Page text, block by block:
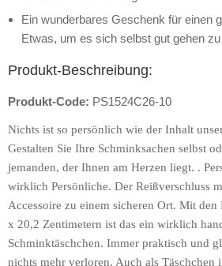
Ein wunderbares Geschenk für einen
Etwas, um es sich selbst gut gehen
Produkt-Beschreibung:
Produkt-Code: PS1524C26-10
Nichts ist so persönlich wie der Inhalt
Gestalten Sie Ihre Schminksachen selbst
jemanden, der Ihnen am Herzen liegt. .
wirklich Persönliche. Der Reißverschluss
Accessoire zu einem sicheren Ort. Mit
x 20,2 Zentimetern ist das ein wirklich
Schminktäschchen. Immer praktisch und
nichts mehr verloren. Auch als Täschchen